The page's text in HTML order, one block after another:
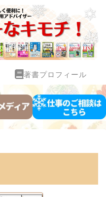
著書プロフィール